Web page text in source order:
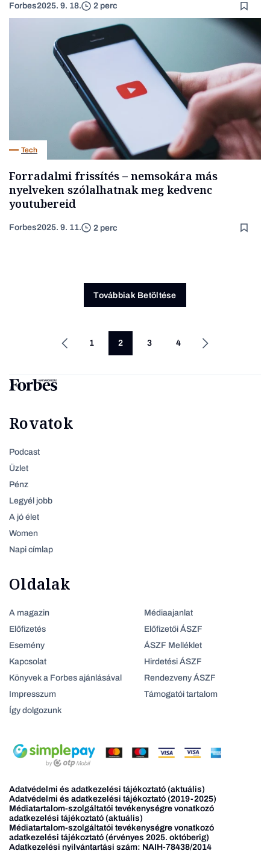
Forbes2025. 9. 18. 2 perc
Tech
Forradalmi frissítés – nemsokára más
nyelveken szólalhatnak meg kedvenc
youtubereid
Forbes2025. 9. 11. 2 perc
Továbbiak Betöltése
1 2 3 4
Rovatok
Podcast
Üzlet
Pénz
Legyél jobb
A jó élet
Women
Napi címlap
Oldalak
A magazin
Előfizetés
Esemény
Kapcsolat
Könyvek a Forbes ajánlásával
Impresszum
Így dolgozunk
Médiaajanlat
Előfizetői ÁSZF
ÁSZF Melléklet
Hirdetési ÁSZF
Rendezveny ÁSZF
Támogatói tartalom
Adatvédelmi és adatkezelési tájékoztató (aktuális)
Adatvédelmi és adatkezelési tájékoztató (2019-2025)
Médiatartalom-szolgáltatói tevékenységre vonatkozó
adatkezelési tájékoztató (aktuális)
Médiatartalom-szolgáltatói tevékenységre vonatkozó
adatkezelési tájékoztató (érvényes 2025. októberig)
Adatkezelési nyilvántartási szám: NAIH-78438/2014